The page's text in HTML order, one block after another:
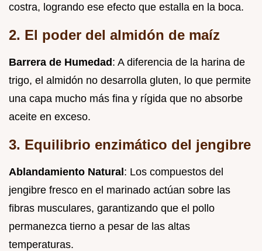
costra, logrando ese efecto que estalla en la boca.
2. El poder del almidón de maíz
Barrera de Humedad: A diferencia de la harina de
trigo, el almidón no desarrolla gluten, lo que permite
una capa mucho más fina y rígida que no absorbe
aceite en exceso.
3. Equilibrio enzimático del jengibre
Ablandamiento Natural: Los compuestos del
jengibre fresco en el marinado actúan sobre las
fibras musculares, garantizando que el pollo
permanezca tierno a pesar de las altas
temperaturas.